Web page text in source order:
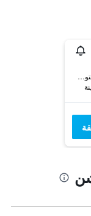
Marktplatz 7, غرنتشن, كانتون سولوتورن, سويسرا